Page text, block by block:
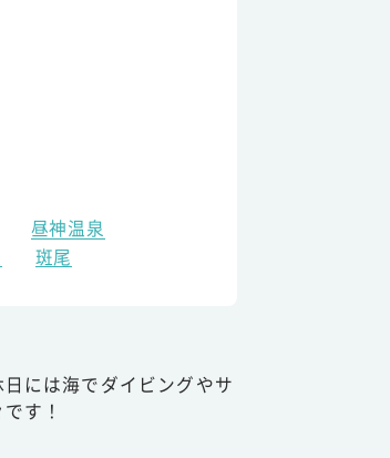
昼神温泉
斑尾
には海でダイビングやサ
す！